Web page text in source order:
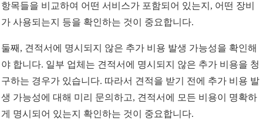
항목들을 비교하여 어떤 서비스가 포함되어 있는지, 어떤 장비
가 사용되는지 등을 확인하는 것이 중요합니다.
둘째, 견적서에 명시되지 않은 추가 비용 발생 가능성을 확인해
야 합니다. 일부 업체는 견적서에 명시되지 않은 추가 비용을 청
구하는 경우가 있습니다. 따라서 견적을 받기 전에 추가 비용 발
생 가능성에 대해 미리 문의하고, 견적서에 모든 비용이 명확하
게 명시되어 있는지 확인하는 것이 중요합니다.